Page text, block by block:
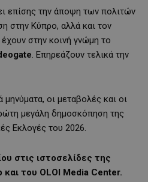
επίσης την άποψη των πολιτών
στην Κύπρο, αλλά και τον
στην κοινή γνώμη το
. Επηρεάζουν τελικά την
μηνύματα, οι μεταβολές και οι
μεγάλη δημοσκόπηση της
Εκλογές του 2026.
στις ιστοσελίδες της
του OLOI Media Center.